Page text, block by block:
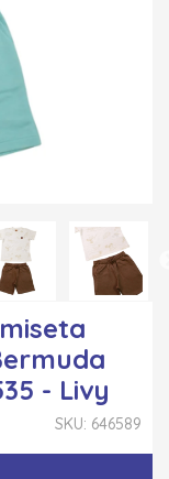
- Livy
SKU: 646589